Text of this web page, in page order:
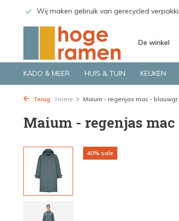
Wij maken gebruik van gerecycled
De winkel
KADO & MEER HUIS & TUIN KEUKEN
Terug Home Maium - regenjas mac -
Maium - regenjas
40% sale